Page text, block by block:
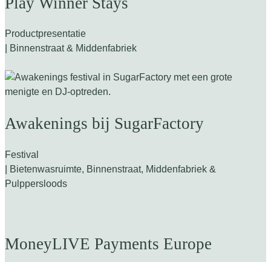
Productpresentatie
| Binnenstraat & Middenfabriek
Awakenings bij SugarFactory
Festival
| Bietenwasruimte, Binnenstraat, Middenfabriek &
Pulppersloods
MoneyLIVE Payments Europe